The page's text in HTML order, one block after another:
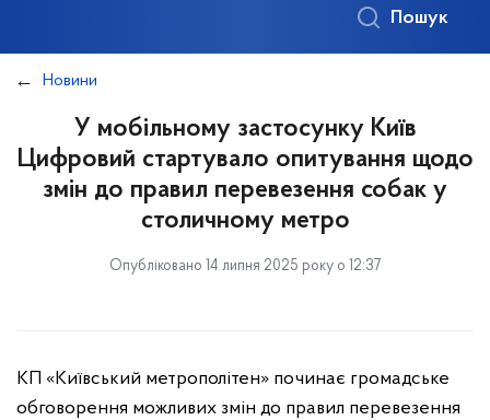
Пошук
Новини
У мобільному застосунку Київ
Цифровий стартувало опитування щодо
змін до правил перевезення собак у
столичному метро
Опубліковано 14 липня 2025 року о 12:37
КП «Київський метрополітен» починає громадське
обговорення можливих змін до правил перевезення